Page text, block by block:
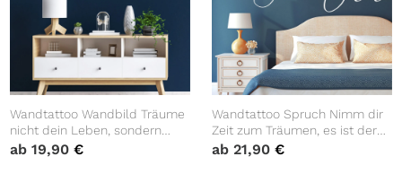
Wandtattoo Wandbild Träume
nicht dein Leben, sondern
lebe deinen Traum, Aufkleber
ab19,90€
Wandtattoo Spruch Nimm dir
Zeit zum Träumen, es ist der
Weg zu den Sternen Federn
ab 21,90 €